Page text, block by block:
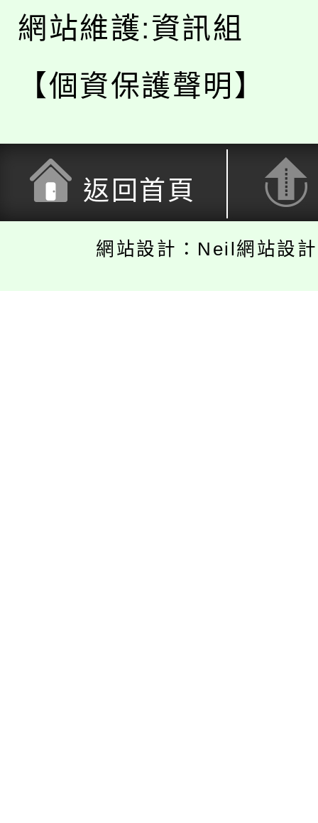
網站維護:資訊組
【個資保護聲明】
返回首頁
網站設計：Neil網站設